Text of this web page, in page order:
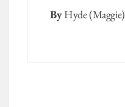
ByHyde (Maggie)